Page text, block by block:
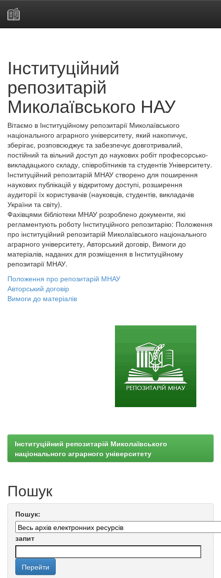
Інституційний
репозитарій
Миколаївського НАУ
Вітаємо в Інституційному репозитарії Миколаївського
національного аграрного університету, який накопичує,
зберігає, розповсюджує та забезпечує довготривалий,
постійний та вільний доступ до наукових робіт професорсько-
викладацького складу, співробітників та студентів Університету.
Інституційний репозитарій МНАУ створено для поширення
наукових публікацій у відкритому доступі, розширення
аудиторії їх користувачів (науковців, студентів, викладачів
України та світу).
Фахівцями бібліотеки МНАУ розроблено документи, які
регламентують роботу Інституційного репозитарію: Положення
про інституційний репозитарій Миколаївського національного
аграрного університету, Авторський договір, Вимоги до
матеріалів, наданих для розміщення в Інституційному
репозитарії МНАУ.
Положення про репозитарій МНАУ
Авторський договір
Вимоги до матеріалів
Інституційний репозитарій Миколаївського
національного аграрного університету
Пошук
Пошук:
запит